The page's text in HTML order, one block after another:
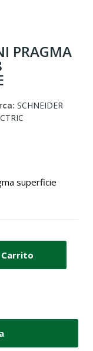
PRAGMA
SCHNEIDER
superficie
Carrito